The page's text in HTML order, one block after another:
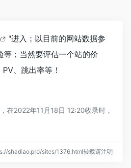
"进入；以目前的网站数据参
；当然要评估一个站的价
、跳出率等！
在2022年11月18日 12:20收录时，
shadiao.pro/sites/1376.html转载请注明